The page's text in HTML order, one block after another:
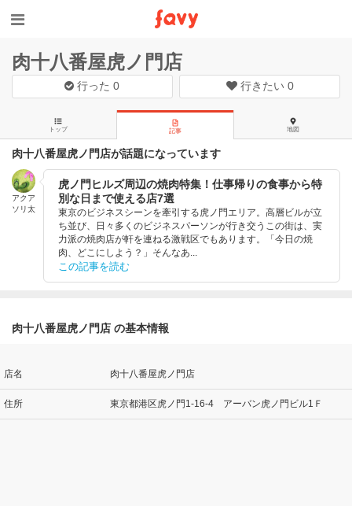
肉十八番屋虎ノ門店
行った0 行きたい 0
トップ 記事 地図
肉十八番屋虎ノ門店が話題になっています
アクア
ソリ太
虎ノ門ヒルズ周辺の焼肉特集！仕事帰りの食事から特
別な日まで使える店7選
東京のビジネスシーンを牽引する虎ノ門エリア。高層ビルが立
ち並び、日々多くのビジネスパーソンが行き交うこの街は、実
力派の焼肉店が軒を連ねる激戦区でもあります。「今日の焼
肉、どこにしよう？」そんなあ...
この記事を読む
肉十八番屋虎ノ門店 の基本情報
店名 肉十八番屋虎ノ門店
住所 東京都港区虎ノ門1-16-4 アーバン虎ノ門ビル1Ｆ